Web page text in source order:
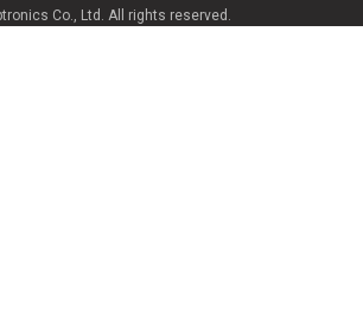
Co., Ltd. All rights reserved.